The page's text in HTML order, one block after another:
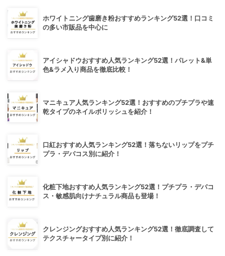
ホワイトニング歯磨き粉おすすめランキング52選！口コミ
の多い市販品を中心に
アイシャドウおすすめ人気ランキング52選！パレット&単
色&ラメ入り商品を徹底比較！
マニキュア人気ランキング52選！おすすめのプチプラや速
乾タイプのネイルポリッシュを紹介！
口紅おすすめ人気ランキング52選！落ちないリップをプチ
プラ・デパコス別に紹介！
化粧下地おすすめ人気ランキング52選！プチプラ・デパコ
ス・敏感肌向けナチュラル商品も登場！
クレンジングおすすめ人気ランキング52選！徹底調査して
テクスチャータイプ別に紹介！